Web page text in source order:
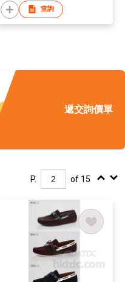
查詢
遞交詢價單
P. of 15